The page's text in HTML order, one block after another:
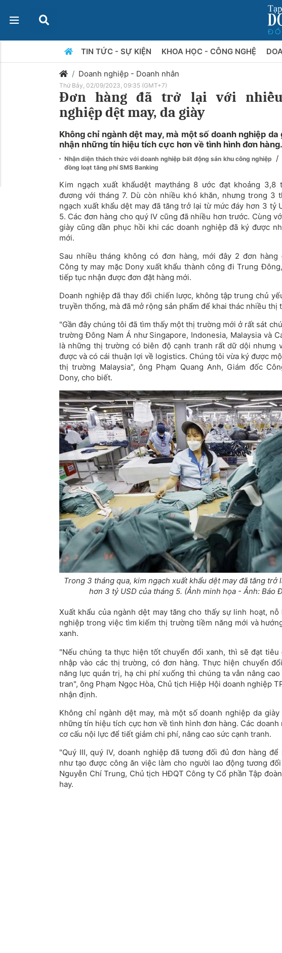
TIN TỨC - SỰ KIỆN KHOA HỌC - CÔNG NGHỆ
Doanh nghiệp - Doanh nhân
Thứ Bảy, 02/09/2023, 09:35 (GMT+7)
Đơn hàng đã trở lại với
nghiệp dệt may, da giày
Không chỉ ngành dệt may, mà một số doanh nghiệp da
nhận những tín hiệu tích cực hơn về tình hình đơn hàng.
Nhận diện thách thức với doanh nghiệp bất động sản khu công nghiệp /
đồng loạt tăng phí SMS Banking
Kim ngạch xuất khẩudệt maytháng 8 ước đạt khoảng 3,8
đương với tháng 7. Dù còn nhiều khó khăn, nhưng trong 3
ngạch xuất khẩu dệt may đã tăng trở lại từ mức đáy hơn 3 tỷ
5. Các đơn hàng cho quý IV cũng đã nhiều hơn trước. Cùng
giày cũng dần phục hồi khi các doanh nghiệp đã ký được
mới.
Sau nhiều tháng không có đơn hàng, mới đây 2 đơn hàng
Công ty may mặc Dony xuất khẩu thành công đi Trung
tiếp tục nhận được đơn đặt hàng mới.
Doanh nghiệp đã thay đổi chiến lược, không tập trung chủ
truyền thống, mà đã mở rộng sản phẩm để khai thác nhiều thị
"Gần đây chúng tôi đã tìm thấy một thị trường mới ở rất sát
trường Đông Nam Á như Singapore, Indonesia, Malaysia và
là những thị trường có biên độ cạnh tranh rất dữ dội nhưng
được và có cái thuận lợi về logistics. Chúng tôi vừa ký được
thị trường Malaysia", ông Phạm Quang Anh, Giám đốc
Dony, cho biết.
Trong 3 tháng qua, kim ngạch xuất khẩu dệt may đã tăng trở
hơn 3 tỷ USD của tháng 5. (Ảnh minh họa - Ảnh: Báo
Xuất khẩu của ngành dệt may tăng cho thấy sự linh hoạt, nỗ
nghiệp trong việc tìm kiếm thị trường tiềm năng mới và
xanh.
"Nếu chúng ta thực hiện tốt chuyển đổi xanh, thì sẽ đạt tiêu
nhập vào các thị trường, có đơn hàng. Thực hiện chuyển
năng lực quản trị, hạ chi phí xuống thì chúng ta vẫn nâng cao
tran", ông Phạm Ngọc Hòa, Chủ tịch Hiệp Hội doanh nghiệp
nhận định.
Không chỉ ngành dệt may, mà một số doanh nghiệp da
những tín hiệu tích cực hơn về tình hình đơn hàng. Các doanh
cơ cấu nội lực để tiết giảm chi phí, nâng cao sức cạnh tranh.
"Quý III, quý IV, doanh nghiệp đã tương đối đủ đơn hàng để
như tạo được công ăn việc làm cho người lao động tương
Nguyễn Chí Trung, Chủ tịch HĐQT Công ty Cổ phần Tập
hay.